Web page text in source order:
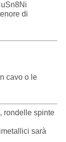
di
cavo o le
rondelle spinte
sarà